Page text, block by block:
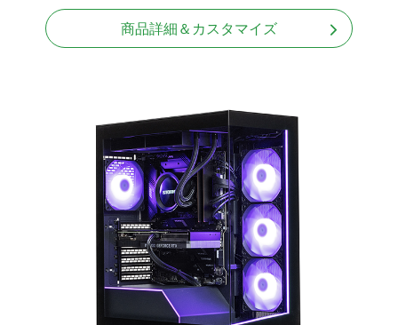
商品詳細＆カスタマイズ